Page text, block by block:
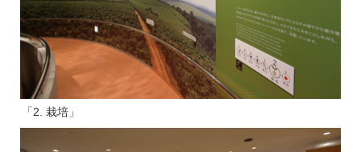
「2. 栽培」